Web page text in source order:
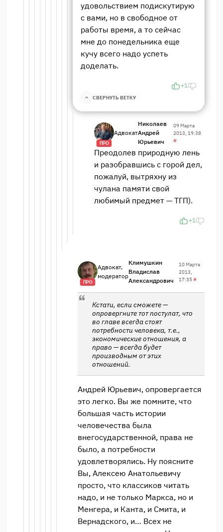
удовольствием подискутирую
с вами, но в свободное от
работы время, а то сейчас
мне до понедельника еще
кучу всего надо успеть
доделать.
+1
СВЕРНУТЬ ВЕТКУ
ПРО
Адвокат
Николаев
Андрей
Юрьевич
09 Марта
2013, 19:38
#
Преодолев природную лень
и разобравшись с горой дел,
пожалуй, вытряхну из
чулана памяти свой
любимый предмет — ТГП).
+1
ПРО
Адвокат,
модератор
Климушкин
Владислав
Александрович
10 Марта
2013,
17:35#
Кстати, если сможете —
опровергните тот постулат, что
во главе всегда стоят
потребности человека, т.е.,
экономические отношения, а
право — всегда будет
производным от этих
отношений.
Андрей Юрьевич, опровергается
это легко. Вы же помните, что
большая часть истории
человечества была
внегосударственной, права не
было, а потребности
удовлетворялись. Ну поясните
Вы, Алексею Анатольевичу
просто, что классиков читать
надо, и не только Маркса, но и
Менгера, и Канта, и Смита, и
Вернадского, и… Всех не